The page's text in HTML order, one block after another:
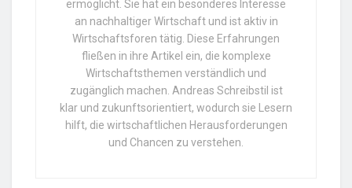
ermöglicht. Sie hat ein besonderes Interesse
an nachhaltiger Wirtschaft und ist aktiv in
Wirtschaftsforen tätig. Diese Erfahrungen
fließen in ihre Artikel ein, die komplexe
Wirtschaftsthemen verständlich und
zugänglich machen. Andreas Schreibstil ist
klar und zukunftsorientiert, wodurch sie Lesern
hilft, die wirtschaftlichen Herausforderungen
und Chancen zu verstehen.